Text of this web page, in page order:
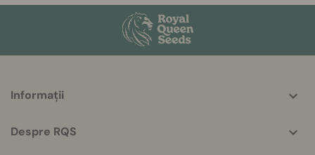
helpful
Informații
Despre RQS